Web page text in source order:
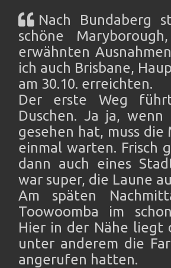
Nach Bundaberg
schöne
erwähnten
ich auch Brisbane,
am 30.10. erreichten.
Der erste Weg
Duschen. Ja ja,
gesehen hat, muss
einmal warten. Frisch
dann auch eines
war super, die Laune
Am späten
Toowoomba im
Hier in der Nähe liegt
unter anderem die
angerufen hatten.